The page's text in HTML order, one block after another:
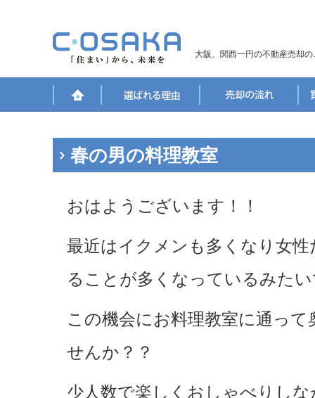
大阪、関西一円の不動産売却
春の男の料理教室
おはようございます！！
最近はイクメンも多くなり女
ることが多くなっているみた
この機会にお料理教室に通っ
せんか？？
少人数で楽しくおしゃべりし